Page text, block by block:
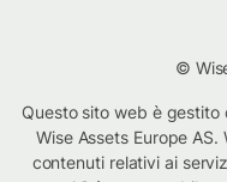
©
Questo sito web è gestito
Wise Assets Europe
contenuti relativi ai